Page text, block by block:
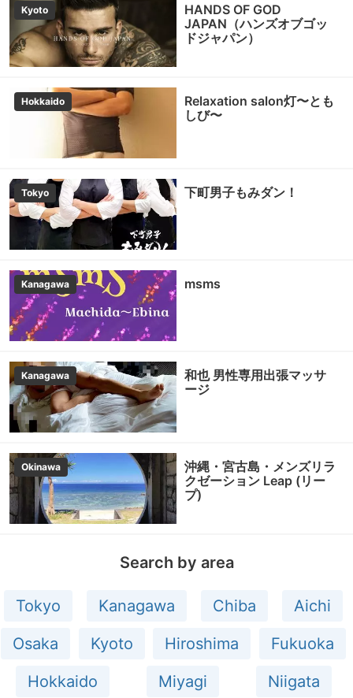
Kyoto
HANDS OF GOD
JAPAN（ハンズオブゴッ
ドジャパン）
Hokkaido
Relaxation salon灯〜とも
しび〜
Tokyo 下町男子もみダン！
Kanagawa msms
Kanagawa
和也 男性専用出張マッサ
ージ
Okinawa
沖縄・宮古島・メンズリラ
クゼーション Leap (リー
プ)
Search by area
Tokyo Kanagawa Chiba
Aichi
Osaka
Kyoto Hiroshima
Fukuoka
Hokkaido
Miyagi
Niigata